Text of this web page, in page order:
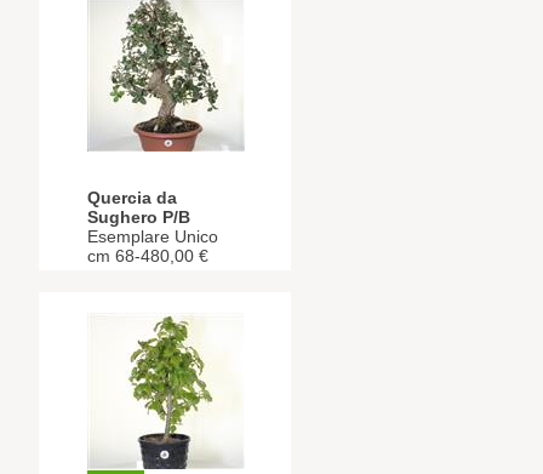
Quercia da
Sughero P/B
Esemplare Unico
cm 68-480,00 €